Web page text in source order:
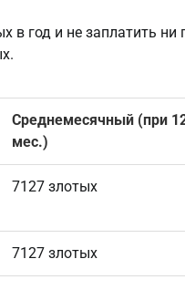
в год и не заплатить
Среднемесячный (при
мес.)
7127 злотых
7127 злотых